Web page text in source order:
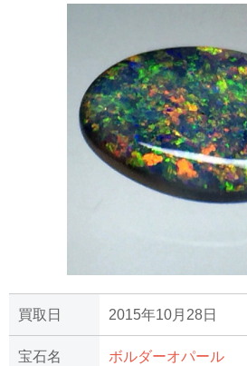
買取日 2015年10月28日
宝石名 ボルダーオパール